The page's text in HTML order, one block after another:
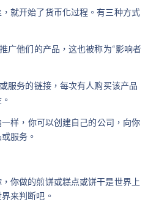
就开始了货币化过程。有三种方式
广他们的产品，这也被称为“影响者
服务的链接，每次有人购买该产品
样，你可以创建自己的公司，向你
服务。
你做的煎饼或糕点或饼干是世界上
来判断吧。